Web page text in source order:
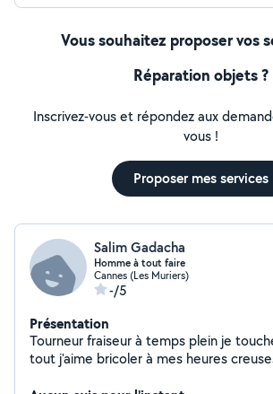
Vous souhaitez proposer vos
Réparation objets ?
Inscrivez-vous et répondez aux
vous !
Proposer mes services
Salim Gadacha
Homme à tout faire
Cannes (Les Muriers)
-/5
Présentation
Tourneur fraiseur à temps plein je
tout j'aime bricoler à mes heures